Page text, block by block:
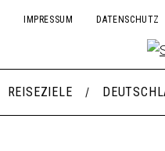
IMPRESSUM DATENSCHUTZ
REISEZIELE